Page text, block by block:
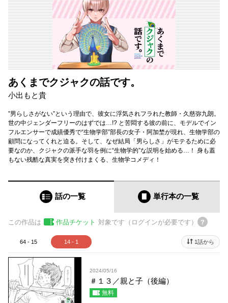
あくまでクジャクの話です。
小出もと貴
”男らしさがない”という理由で、彼女に浮気されフラれた教師・久慈弥九朗。
世の中ジェンダーフリーのはずでは…!? と苦悶する彼の前に、モデルでイン
フルエンサーで成績優秀で“生物学部”部長の女子・阿加埜が現れ、生物学部の
顧問になってくれと迫る。そして、なぜ結局「男らしさ」がモテるために必
要なのか、クジャクの派手な羽を例に“生物学的”な説明を始める…！ 身も蓋
もない残酷な真実を突き付けまくる、生物学コメディ！
話の一覧 単行本の一覧
この作品は 作品チケット 対象です（ログインが必要です）
64 - 15 14 - 1 1話から
2024/05/16
＃１３／親と子（後編）
無料